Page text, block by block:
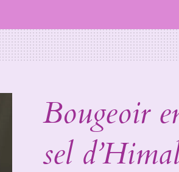
Bougeoir
sel